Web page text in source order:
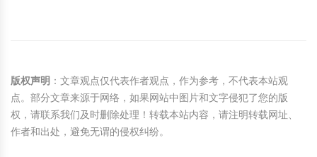
版权声明 ：文章观点仅代表作者观点，作为参考，不代表本站观
点。部分文章来源于网络，如果网站中图片和文字侵犯了您的版
权，请联系我们及时删除处理！转载本站内容，请注明转载网址、
作者和出处，避免无谓的侵权纠纷。